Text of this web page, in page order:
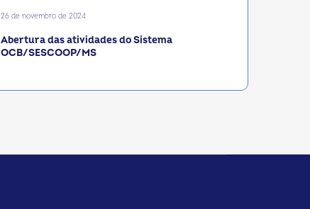
26 de novembro de 2024
Abertura das atividades do Sistema
OCB/SESCOOP/MS